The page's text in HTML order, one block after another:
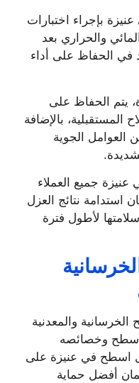
بإجراء اختبارات
والحراري بعد
في الحفاظ على أداء
يتم الحفاظ على
المستقبلية، بالإضافة
العوامل الجوية
جميع العملاء
استدامة نتائج العزل
لأطول فترة
والمعدنية
وخصائصه
اسطح في عنيزة على
أفضل حماية